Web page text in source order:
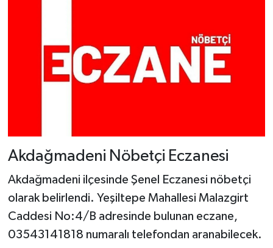
Akdağmadeni Nöbetçi Eczanesi
Akdağmadeni ilçesinde Şenel Eczanesi nöbetçi
olarak belirlendi. Yeşiltepe Mahallesi Malazgirt
Caddesi No:4/B adresinde bulunan eczane,
03543141818 numaralı telefondan aranabilecek.